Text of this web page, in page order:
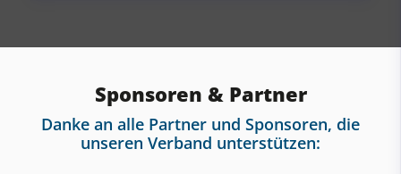
Sponsoren & Partner
Danke an alle Partner und Sponsoren, die
unseren Verband unterstützen: